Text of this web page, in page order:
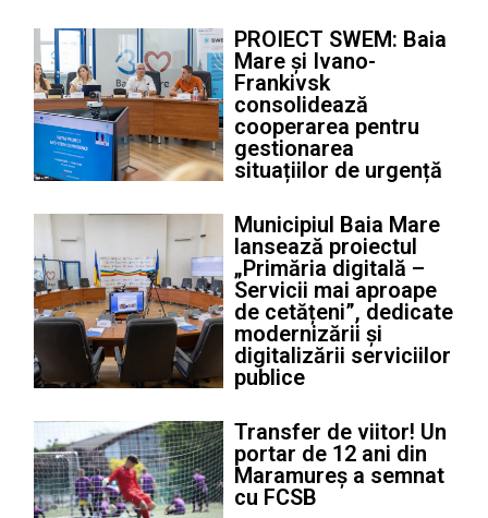
PROIECT SWEM: Baia
Mare și Ivano-
Frankivsk
consolidează
cooperarea pentru
gestionarea
situațiilor de urgență
Municipiul Baia Mare
lansează proiectul
„Primăria digitală –
Servicii mai aproape
de cetățeni”, dedicate
modernizării și
digitalizării serviciilor
publice
Transfer de viitor! Un
portar de 12 ani din
Maramureș a semnat
cu FCSB